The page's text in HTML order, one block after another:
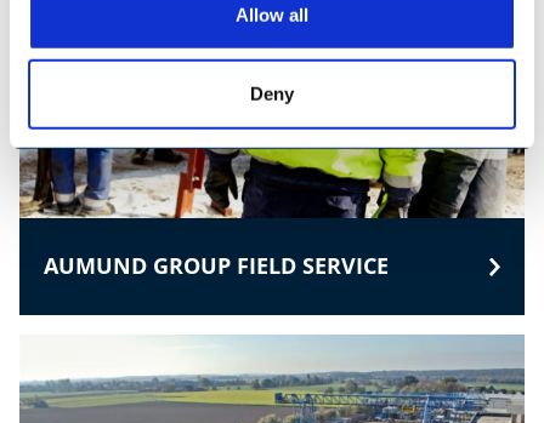
Allow all
Deny
AUMUND GROUP FIELD SERVICE